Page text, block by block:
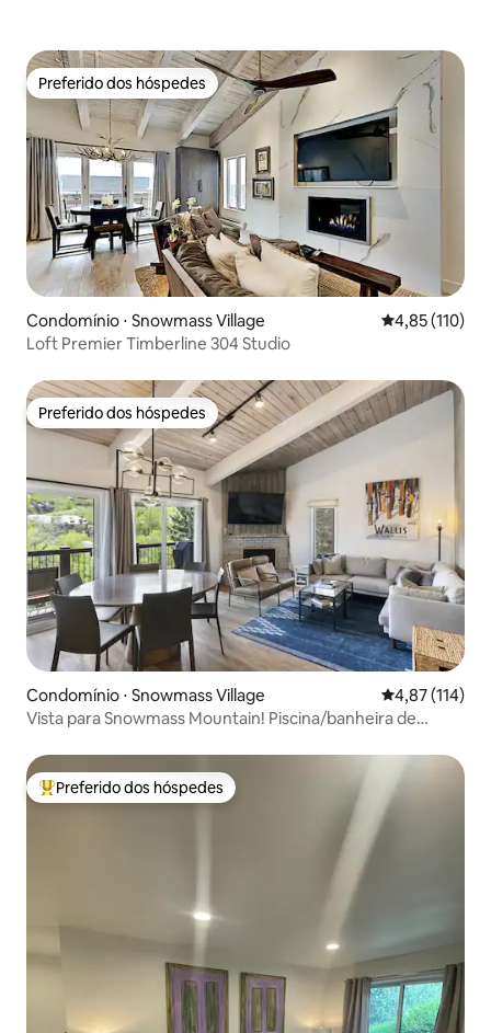
Preferido dos hóspedes
Preferido dos hóspedes
Condomínio ⋅ Snowmass Village 4,85 de uma
4,85 (110)
Loft Premier Timberline 304 Studio
Preferido dos hóspedes
Preferido dos hóspedes
Condomínio ⋅ Snowmass Village 4,87 de uma
4,87 (114)
Vista para Snowmass Mountain! Piscina/banheira de
Entre os melhores preferidos dos hóspedes
Preferido dos hóspedes